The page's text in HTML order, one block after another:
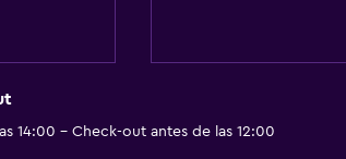
adicional)
14:00 - Check-out antes de las 12:00